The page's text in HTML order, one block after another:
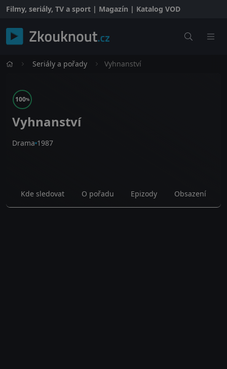
Filmy, seriály, TV a sport | Magazín | Katalog VOD
Seriály a pořady Vyhnanství
100%
Vyhnanství
Drama 1987
Kde sledovat O pořadu Epizody Obsazení